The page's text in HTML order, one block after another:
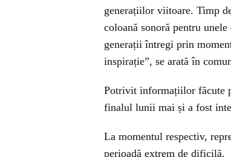
generațiilor viitoare. Timp
coloană sonoră pentru
generații întregi prin
inspirație”, se arată în
Potrivit informațiilor făcute
finalul lunii mai și a fost
La momentul respectiv,
perioadă extrem de dificilă.